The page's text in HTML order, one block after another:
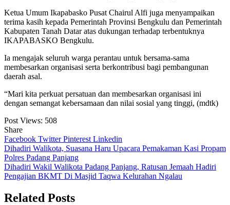
Ketua Umum Ikapabasko Pusat Chairul Alfi juga menyampaikan
terima kasih kepada Pemerintah Provinsi Bengkulu dan Pemerintah
Kabupaten Tanah Datar atas dukungan terhadap terbentuknya
IKAPABASKO Bengkulu.
Ia mengajak seluruh warga perantau untuk bersama-sama
membesarkan organisasi serta berkontribusi bagi pembangunan
daerah asal.
“Mari kita perkuat persatuan dan membesarkan organisasi ini
dengan semangat kebersamaan dan nilai sosial yang tinggi, (mdtk)
Post Views: 508
Share
Facebook TwitterPinterest Linkedin
Navigasi
pos
Dihadiri Walikota, Suasana Haru Upacara Pemakaman Kasi Propam
Polres Padang Panjang
Dihadiri Wakil Walikota Padang Panjang, Ratusan Jemaah Hadiri
Pengajian BKMT Di Masjid Taqwa Kelurahan Ngalau
Related Posts